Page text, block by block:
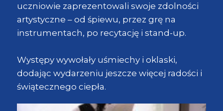
uczniowie zaprezentowali swoje zdolności
artystyczne – od śpiewu, przez grę na
instrumentach, po recytację i stand-up.
Występy wywołały uśmiechy i oklaski,
dodając wydarzeniu jeszcze więcej radości i
świątecznego ciepła.